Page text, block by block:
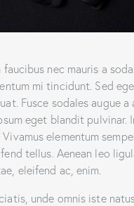
faucibus nec mauris a
mi tincidunt. Sed
Fusce sodales augue a
eget blandit pulvinar.
elementum
tellus. Aenean leo
eleifend ac, enim.
unde omnis iste